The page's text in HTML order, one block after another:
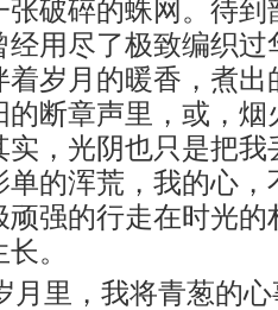
破碎的蛛网。待
用尽了极致编织
岁月的暖香，煮
断章声里，或，
实，光阴也只是把
单的浑荒，我的心
强的行走在时光
。
月里，我将青葱的